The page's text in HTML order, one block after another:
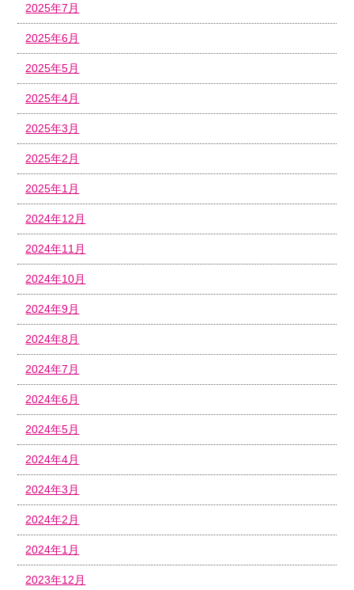
2025年7月
2025年6月
2025年5月
2025年4月
2025年3月
2025年2月
2025年1月
2024年12月
2024年11月
2024年10月
2024年9月
2024年8月
2024年7月
2024年6月
2024年5月
2024年4月
2024年3月
2024年2月
2024年1月
2023年12月